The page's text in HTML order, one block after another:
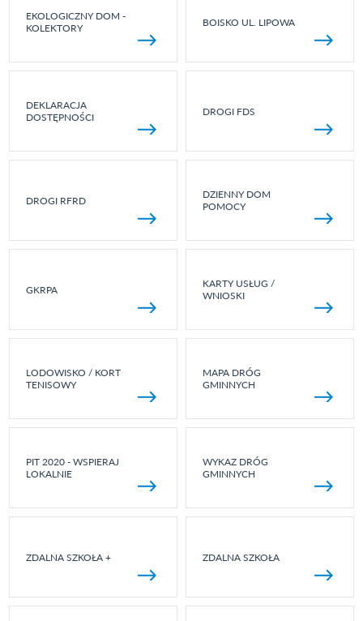
EKOLOGICZNY DOM -
KOLEKTORY
BOISKO UL. LIPOWA
DEKLARACJA
DOSTĘPNOŚCI
DROGI FDS
DROGI RFRD
DZIENNY DOM
POMOCY
GKRPA
KARTY USŁUG /
WNIOSKI
LODOWISKO / KORT
TENISOWY
MAPA DRÓG
GMINNYCH
PIT 2020 - WSPIERAJ
LOKALNIE
WYKAZ DRÓG
GMINNYCH
ZDALNA SZKOŁA + ZDALNA SZKOŁA